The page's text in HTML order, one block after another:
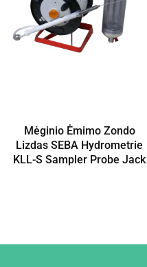
Mėginio Ėmimo Zondo
Lizdas SEBA Hydrometrie
KLL-S Sampler Probe Jack